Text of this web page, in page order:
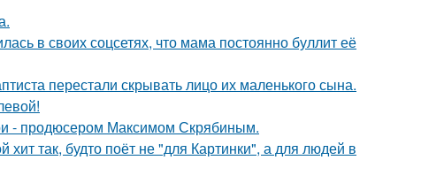
в своих соцсетях, что мама постоянно буллит её
перестали скрывать лицо их маленького сына.
- продюсером Максимом Скрябиным.
так, будто поёт не "для Картинки", а для людей в